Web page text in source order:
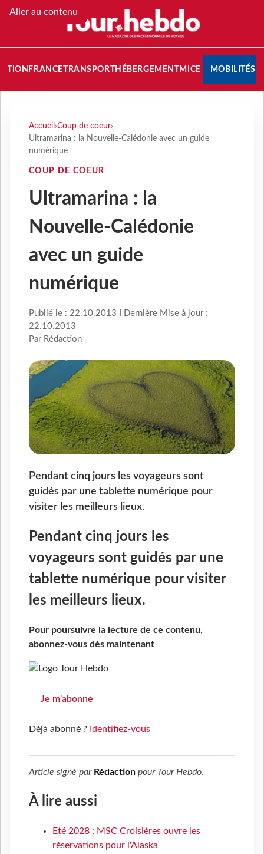
Aller au contenu
FRANCETRANSPORT HÉBERGEMENTMICE MOBILITÉS
Accueil ›Coup de coeur›
Ultramarina : la Nouvelle-Calédonie avec un guide
numérique
COUP DE COEUR
Ultramarina : la
Nouvelle-Calédonie
avec un guide
numérique
Publié le : 22.10.2013 I Dernière Mise à jour :
22.10.2013
Par Rédaction
Pendant cinq jours les voyageurs sont
guidés par une tablette numérique pour
visiter les meilleurs lieux.
Pendant cinq jours les
voyageurs sont guidés par une
tablette numérique pour visiter
les meilleurs lieux.
Pour poursuivre la lecture de ce contenu,
abonnez-vous dès maintenant
Je m'abonne
Déjà abonné ? Identifiez-vous
Article signé par Rédaction pour Tour Hebdo.
À lire aussi
Eté 2028 : MSC Croisières ouvre les
réservations pour l'Alaska